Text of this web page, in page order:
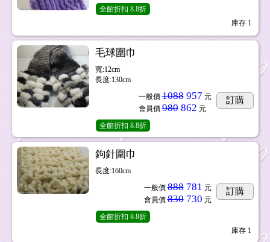
全館折扣 8.8折
庫存 1
毛球圍巾
寬:12cm
長度:130cm
一般價 1088957 元
會員價 980862 元
訂購
全館折扣 8.8折
鉤針圍巾
長度:160cm
一般價 888781 元
會員價 830730 元
訂購
全館折扣 8.8折
庫存 1